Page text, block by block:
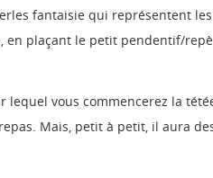
fantaisie qui représentent
plaçant le petit pendentif/
vous commencerez la
Mais, petit à petit, il aura